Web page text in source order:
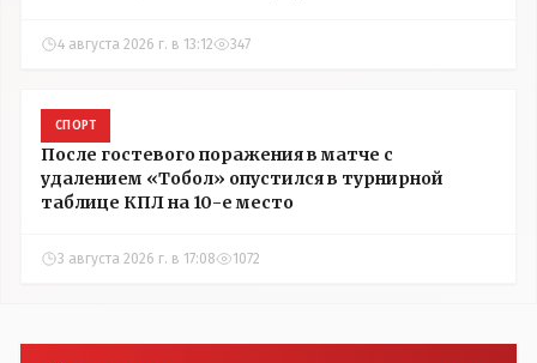
4 августа 2026 г. в 13:12 347
СПОРТ
После гостевого поражения в матче с
удалением «Тобол» опустился в турнирной
таблице КПЛ на 10-е место
3 августа 2026 г. в 17:08 1072